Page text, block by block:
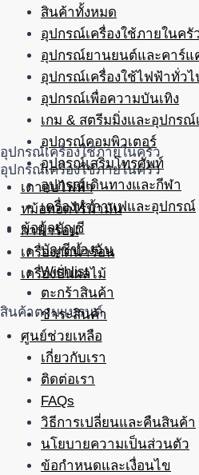
อุปกรณ์เครื่องใช้ภายในครัว
อุปกรณ์เครื่องใช้ภายในครัว
เตาอบไฟฟ้า
หม้อทอดไร้น้ำมัน
กาน้ำร้อน
เครื่องกดน้ำร้อน
เครื่องปั่นผลไม้
สินค้าตามแบรนด์
สินค้าทั้งหมด
อุปกรณ์เครื่องใช้ภายในครั
อุปกรณ์ยานยนต์และคาร์แ
อุปกรณ์เครื่องใช้ไฟฟ้าทั่วไ
อุปกรณ์เพื่อความบันเทิง
เกม & สตรีมมิ่งและอุปกรณ์
อุปกรณ์คอมพิวเตอร์
อุปกรณ์เสริมโทรศัพท์
อุปกรณ์เดินทางและกีฬา
เครื่องทำกาแฟและอุปกรณ์
ข้อมูลบัญชี
บัญชีของฉัน
Wishlist
ตะกร้าสินค้า
ชำระสินค้า
ศูนย์ช่วยเหลือ
เกี่ยวกับเรา
ติดต่อเรา
FAQs
วิธีการเปลี่ยนและคืนสินค้า
นโยบายความเป็นส่วนตัว
ข้อกำหนดและเงื่อนไข